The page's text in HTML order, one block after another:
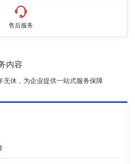
售后服务
内容
无休，为企业提供一站式服务保障